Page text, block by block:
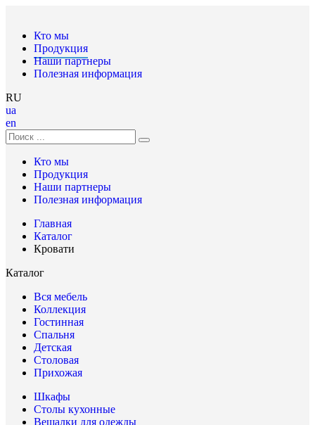
Кто мы
Продукция
Наши партнеры
Полезная информация
RU
ua
en
Кто мы
Продукция
Наши партнеры
Полезная информация
Главная
Каталог
Кровати
Каталог
Вся мебель
Коллекция
Гостинная
Спальня
Детская
Столовая
Прихожая
Шкафы
Столы кухонные
Вешалки для одежды